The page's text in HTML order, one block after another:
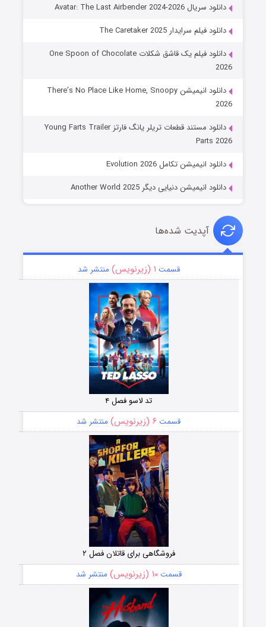
دانلود سریال Avatar: The Last Airbender 2024-2026
دانلود فیلم سرایدار The Caretaker 2025
دانلود فیلم یک قاشق شکلات One Spoon of Chocolate
2026
دانلود انیمیشن There’s No Place Like Home, Snoopy
2026
دانلود مستند قطعات تریلر یانگ فارتز Young Farts Trailer
Parts 2026
دانلود انیمیشن تکامل Evolution 2026
دانلود انیمیشن دنیایی دیگر Another World 2025
آپدیت شده‌ها
قسمت ۱ (زیرنویس) منتشر شد
تد لاسو فصل ۴
قسمت ۶ (زیرنویس) منتشر شد
فروشگاهی برای قاتلان فصل ۲
قسمت۱۰ (زیرنویس) منتشر شد